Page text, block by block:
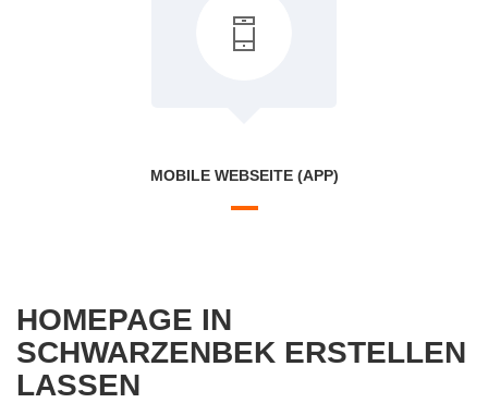
MOBILE WEBSEITE (APP)
HOMEPAGE IN
SCHWARZENBEK ERSTELLEN
LASSEN